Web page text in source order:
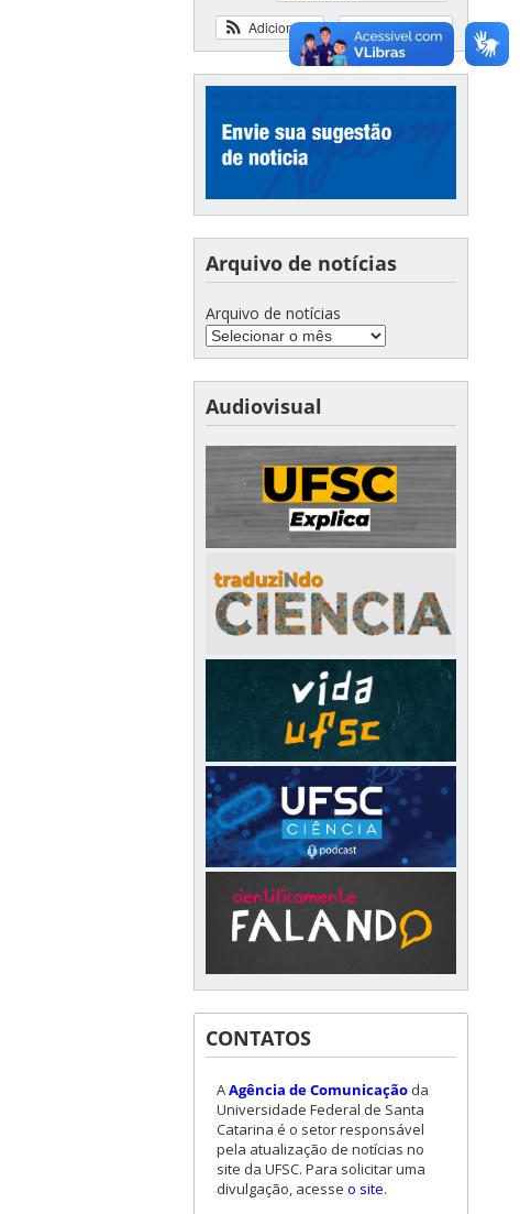
Ver calendário
Adicionar
Arquivo de notícias
Arquivo de notícias
Audiovisual
CONTATOS
AAgência de Comunicação da
Universidade Federal de Santa
Catarina é o setor responsável
pela atualização de notícias no
site da UFSC. Para solicitar uma
divulgação, acesse o site.